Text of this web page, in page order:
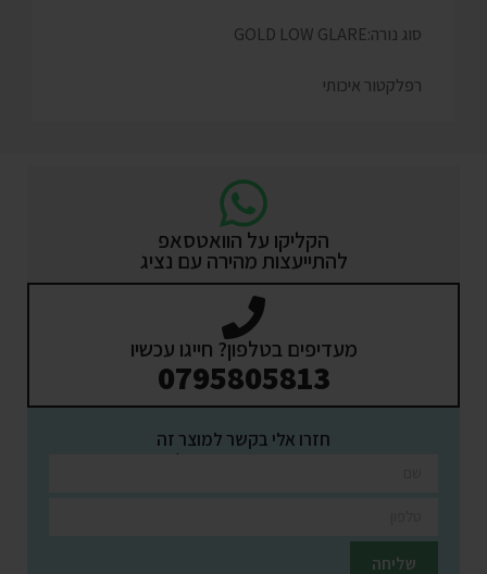
סוג נורה:GOLD LOW GLARE
רפלקטור איכותי
הקליקו על הוואטסאפ
להתייעצות מהירה עם נציג
מעדיפים בטלפון? חייגו עכשיו
0795805813
חזרו אלי בקשר למוצר זה
השאירו פרטים ונציגינו יחזרו אליכם בהקדם